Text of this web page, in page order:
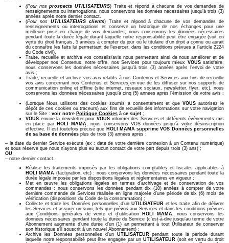
(Pour nosprospects UTILISATEURS) Traite et répond à chacune de vos demandes de
renseignements ou interrogations, nous conservons les données nécessaires jusqu’à trois (3)
années après notre dernier contact.
(Pour nos UTILISATEURS clients) Traite et répond à chacune de vos demandes de
renseignements ou interrogations et conserve un historique de nos échanges pour une
meilleure prise en charge de vos demandes, nous conservons les données nécessaires
pendant toute la durée légale durant laquelle notre responsabilité peut être engagée (soit en
vertu du droit français, 5 années à compter du jour où le titulaire d’un droit a connu ou aurait
dû connaître les faits lui permettant de l’exercer, dans les conditions prévues à l’article 2224
du Code civil).
Traite, recueille et archive vos conseils/avis nous permettant ainsi de nous améliorer et de
développer nos Contenus, notre offre, nos Services pour toujours mieux VOUSsatisfaire,
nous conservons les données nécessaires jusqu’à trois (3) années après l’envoi de votre
avis ;
Traite, recueille et archive vos avis relatifs à nos Contenus et Services aux fins de recueillir
vos avis concernant nos Contenus et Services en vue de les diffuser sur nos supports de
communication online et offline (site internet, réseaux sociaux, newsletter, flyer, etc), nous
conservons les données nécessaires jusqu’à cinq (5) années après l’émission de votre avis ;
(Lorsque Nous utilisons des cookies soumis à consentement et que VOUSautorisez le
dépôt de ces cookies ou traceurs) aux fins de recueillir des informations sur votre navigation
sur le Site : voir notre Politique Cookies à ce sujet ;
VOUS envoie la newsletter pour VOUSinformer des Services et différents événements mis
en place par
HOLI MAMA
, nous conservons VOS données jusqu’à votre désinscription
effective. Il est toutefois précisé que HOLI MAMA supprime VOS Données personnelles
de sa base de données plus de trois (3) années après :
– la date du dernier Service exécuté (ex : date de votre dernière connexion à un Contenu numérique)
et sous réserve que nous n’ayons plus eu aucun contact de votre part depuis trois (3) ans) ;
OU
– notre dernier contact.
Réalise les traitements imposés par les obligations comptables et fiscales applicables à
HOLI MAMA (facturation, etc) : nous conservons les données nécessaires pendant toute la
durée légale imposée par les dispositions légales et réglementaires en vigueur ;
Met en œuvre les obligations légales en termes d’archivage et de conservation de vos
commandes : nous conservons les données pendant dix (10) années à compter de votre
dernière commande de Services réalisée en ligne majorée d’une période de six (6) mois de
vérification (dispositions du Code de la consommation) ;
Collecte et traite les Données personnelles d’un UTILISATEUR et les traite afin de délivrer
les Services et assurer un suivi, tels que prévus aux Services et dans les conditions prévues
aux Conditions générales de vente et d’utilisation
HOLI MAMA , nous conservons les
données nécessaires pendant toute la durée du Service (c’est-à-dire jusqu’au terme de votre
Abonnement augmenté d’une durée d’un (1) an permettant à tout Utilisateur de conserver
son historique s’il souscrit à un nouvel Abonnement) ;
Archive les Données personnelles d’un UTILISATEUR pendant toute la période durant
laquelle notre responsabilité peut être engagée par un UTILISATEUR (soit en vertu du droit